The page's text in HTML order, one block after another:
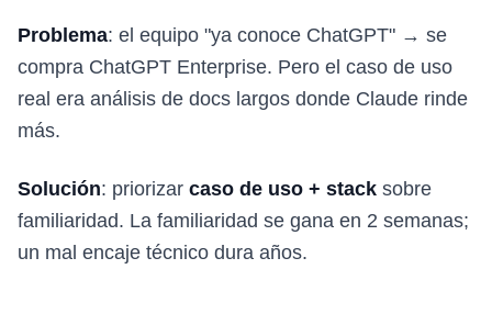
Problema: el equipo "ya conoce ChatGPT" → se
compra ChatGPT Enterprise. Pero el caso de uso
real era análisis de docs largos donde Claude rinde
más.
Solución: priorizar caso de uso + stack sobre
familiaridad. La familiaridad se gana en 2 semanas;
un mal encaje técnico dura años.